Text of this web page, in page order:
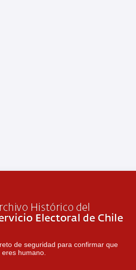
de seguridad para confirmar que
eres humano.